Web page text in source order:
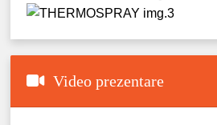
Video prezentare